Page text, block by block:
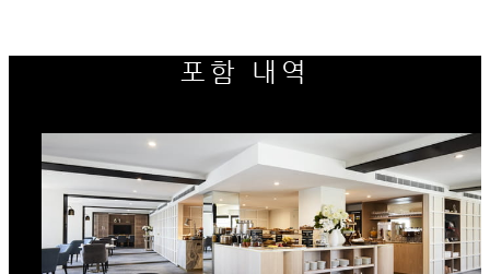
포함 내역